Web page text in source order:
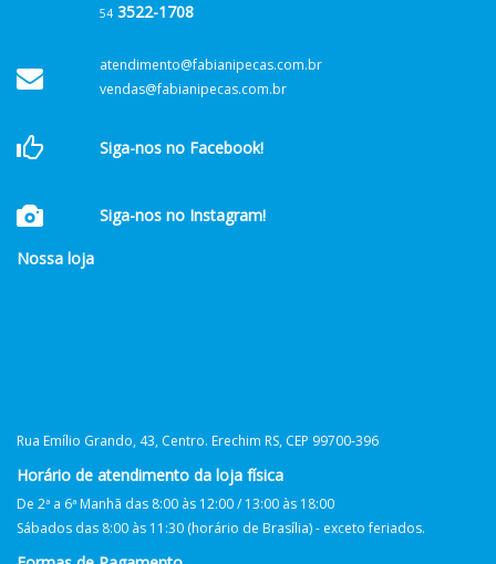
543522-1708
atendimento@fabianipecas.com.br
vendas@fabianipecas.com.br
Siga-nos no Facebook!
Siga-nos no Instagram!
Nossa loja
Rua Emílio Grando, 43, Centro. Erechim RS, CEP 99700-396
Horário de atendimento da loja física
De 2ª a 6ª Manhã das 8:00 às 12:00 / 13:00 às 18:00
Sábados das 8:00 às 11:30 (horário de Brasília) - exceto feriados.